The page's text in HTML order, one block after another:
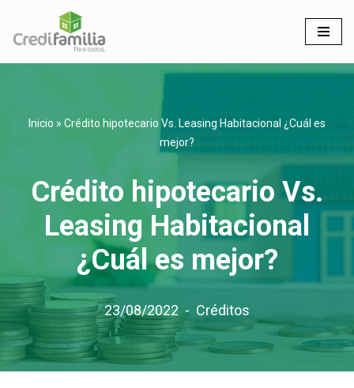
Saltar
al
Inicio » Crédito hipotecario Vs. Leasing Habitacional ¿Cuál es
mejor?
Crédito hipotecario Vs.
Leasing Habitacional
¿Cuál es mejor?
23/08/2022 Créditos